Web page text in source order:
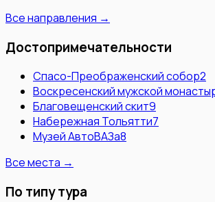
Все направления →
Достопримечательности
Спасо-Преображенский собор2
Воскресенский мужской
Благовещенский скит9
Набережная Тольятти7
Музей АвтоВАЗа8
Все места →
По типу тура